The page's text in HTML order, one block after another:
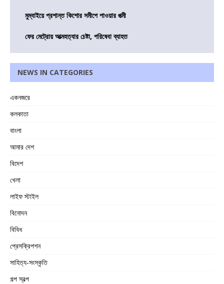
মুম্বাইয়ে প্রশান্ত কিশোর সমীপে পাওয়ার পত্মী
ফের মেট্রোয় আত্মহত্যার চেষ্টা, পরিষেবা ব্যাহত
NEWS IN CATEGORIES
একনজরে
কলকাতা
বাংলা
আমার দেশ
বিদেশ
খেলা
লাইফ স্টাইল
বিনোদন
বিবিধ
প্রেসক্রিপশন
সাহিত্য-সংস্কৃতি
গল্প স্বল্প